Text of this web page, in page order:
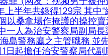
半年共錄得129宗 其中“
以桑拿場作掩護的操控
一人為治安警察局副局
島警務廳之主管職務 並
起擔任治安警察局代副